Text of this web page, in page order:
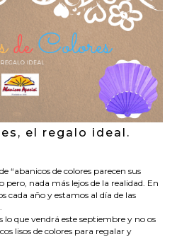
el regalo ideal.
“abanicos de colores parecen sus
pero, nada más lejos de la realidad. En
cada año y estamos al día de las
lo que vendrá este septiembre y no os
lisos de colores para regalar y